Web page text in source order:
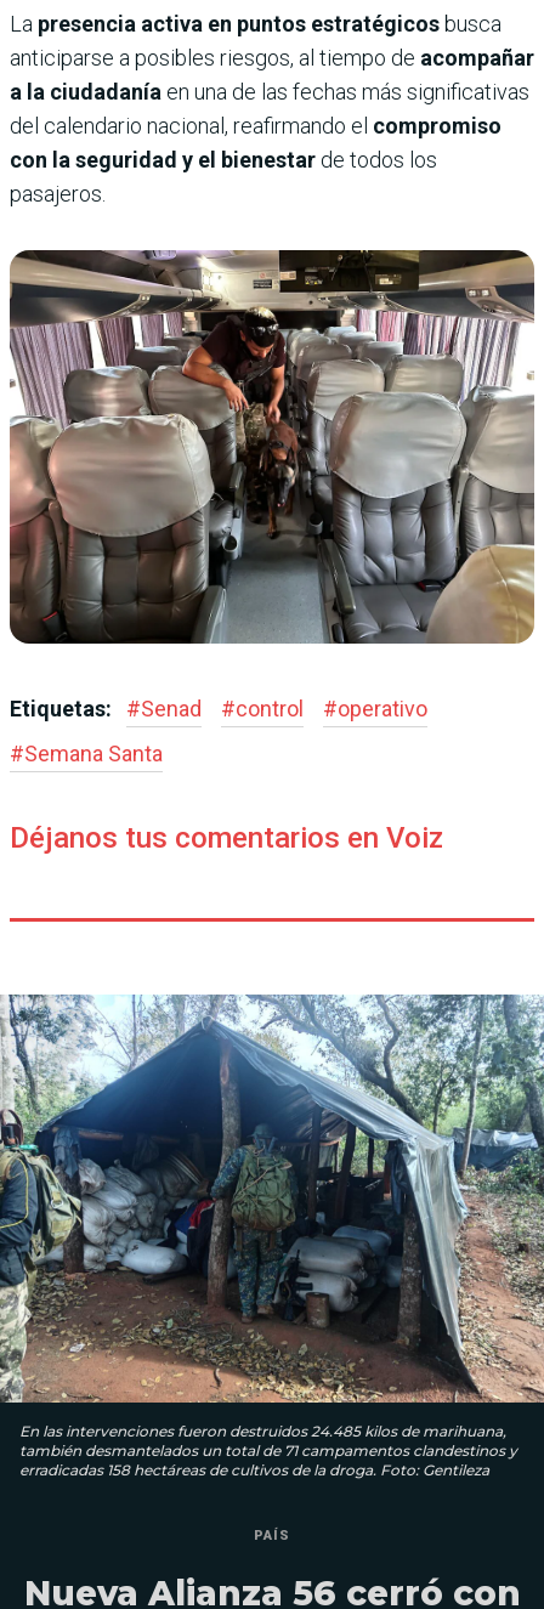
La presencia activa en puntos estratégicosbusca
anticiparse a posibles riesgos, al tiempo de acompañar
a la ciudadanía en una de las fechas más significativas
del calendario nacional, reafirmando el compromiso
con la seguridad y el bienestar de todos los
pasajeros.
Etiquetas: #Senad #control #operativo
#Semana Santa
Déjanos tus comentarios en Voiz
En las intervenciones fueron destruidos 24.485 kilos de marihuana,
también desmantelados un total de 71 campamentos clandestinos y
erradicadas 158 hectáreas de cultivos de la droga. Foto: Gentileza
PAÍS
Nueva Alianza 56 cerró con